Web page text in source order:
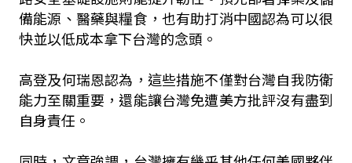
備能源、醫藥與糧食，也有助打消中國認為可以很
快並以低成本拿下台灣的念頭。
高登及何瑞恩認為，這些措施不僅對台灣自我防衛
能力至關重要，還能讓台灣免遭美方批評沒有盡到
自身責任。